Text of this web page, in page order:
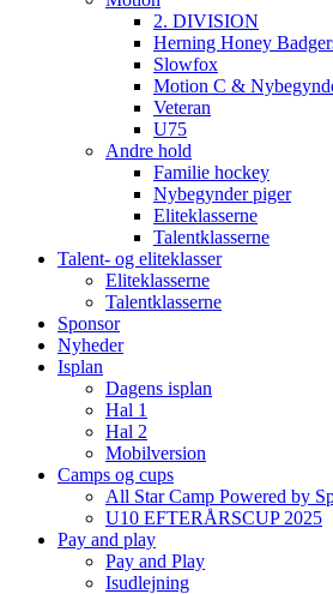
2. DIVISION
Herning Honey
Slowfox
Motion C &
Veteran
U75
Andre hold
Familie hockey
Nybegynder piger
Eliteklasserne
Talentklasserne
Talent- og eliteklasser
Eliteklasserne
Talentklasserne
Sponsor
Nyheder
Isplan
Dagens isplan
Hal 1
Hal 2
Mobilversion
Camps og cups
All Star Camp Powered by
U10 EFTERÅRSCUP 2025
Pay and play
Pay and Play
Isudlejning